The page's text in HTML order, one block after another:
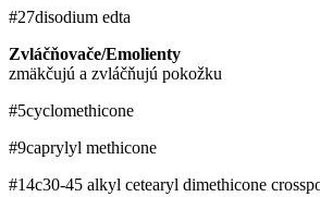
#27disodium edta
Zvláčňovače/Emolienty
zmäkčujú a zvláčňujú pokožku
#5cyclomethicone
#9caprylyl methicone
#14c30-45 alkyl cetearyl dimethicone